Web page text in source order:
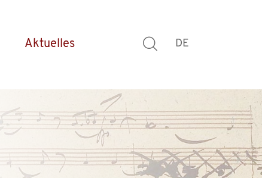
Aktuelles DE